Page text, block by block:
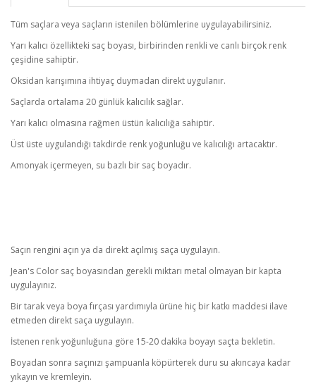
Tüm saçlara veya saçların istenilen bölümlerine uygulayabilirsiniz.
Yarı kalıcı özellikteki saç boyası, birbirinden renkli ve canlı birçok renk
çeşidine sahiptir.
Oksidan karışımına ihtiyaç duymadan direkt uygulanır.
Saçlarda ortalama 20 günlük kalıcılık sağlar.
Yarı kalıcı olmasına rağmen üstün kalıcılığa sahiptir.
Üst üste uygulandığı takdirde renk yoğunluğu ve kalıcılığı artacaktır.
Amonyak içermeyen, su bazlı bir saç boyadır.
Saçın rengini açın ya da direkt açılmış saça uygulayın.
Jean's Color saç boyasından gerekli miktarı metal olmayan bir kapta
uygulayınız.
Bir tarak veya boya fırçası yardımıyla ürüne hiç bir katkı maddesi ilave
etmeden direkt saça uygulayın.
İstenen renk yoğunluğuna göre 15-20 dakika boyayı saçta bekletin.
Boyadan sonra saçınızı şampuanla köpürterek duru su akıncaya kadar
yıkayın ve kremleyin.